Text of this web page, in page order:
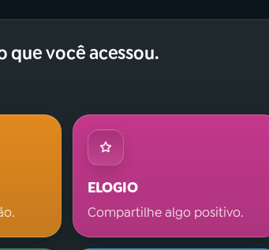
que você acessou.
ELOGIO
Compartilhe algo positivo.